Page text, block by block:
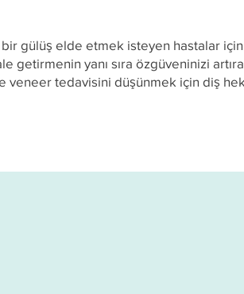
gülüş elde etmek isteyen hastalar
getirmenin yanı sıra özgüveninizi
veneer tedavisini düşünmek için diş